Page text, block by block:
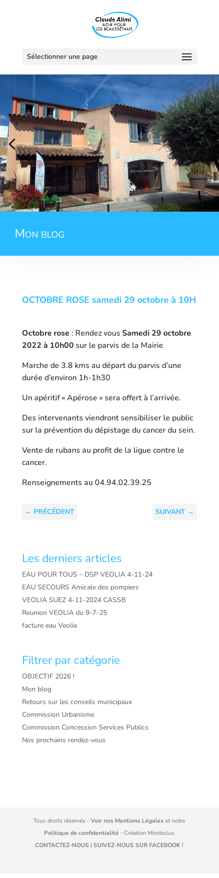
Sélectionner une page
Mon blog
OCTOBRE ROSE samedi 29 octobre à 10H
Octobre rose : Rendez vous Samedi 29 octobre
2022 à 10h00 sur le parvis de la Mairie
Marche de 3.8 kms au départ du parvis d’une
durée d’environ 1h-1h30
Un apéritif « Apérose » sera offert à l’arrivée.
Des intervenants viendront sensibiliser le public
sur la prévention du dépistage du cancer du sein.
Vente de rubans au profit de la ligue contre le
cancer.
Renseignements au 04.94.02.39.25
← PRÉCÉDENT SUIVANT →
Les derniers articles
EAU POUR TOUS – DSP VEOLIA 4-11-24
EAU SECOURS Amicale des pompiers
VEOLIA SUEZ 4-11-2024 CASSB
Reunion VEOLIA du 9-7-25
facture eau Veolia
Filtrer par catégorie
OBJECTIF 2026 !
Mon blog
Retours sur les conseils municipaux
Commission Urbanisme
Commission Concession Services Publics
Nos prochains rendez-vous
Tous droits réservés -Voir nos Mentions Légaleset notre
Politique de confidentialité - Création Mirobolus
CONTACTEZ-NOUS |SUIVEZ-NOUS SUR FACEBOOK !